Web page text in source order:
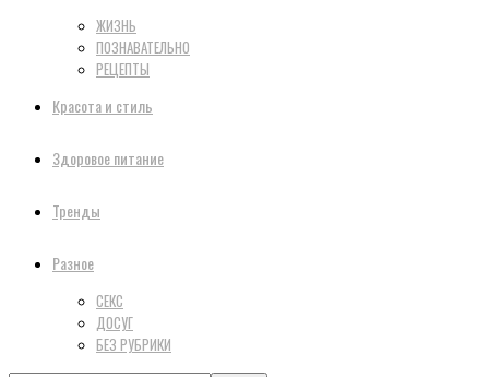
ЖИЗНЬ
ПОЗНАВАТЕЛЬНО
РЕЦЕПТЫ
Красота и стиль
Здоровое питание
Тренды
Разное
СЕКС
ДОСУГ
БЕЗ РУБРИКИ